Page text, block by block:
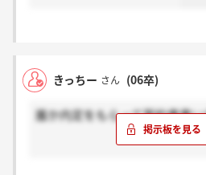
きっちー さん (06卒)
誰か内定をもらって誓約書書